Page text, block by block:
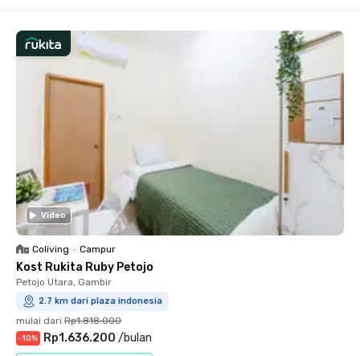
Video
Coliving • Campur
Kost Rukita Ruby Petojo
Petojo Utara, Gambir
2.7 km dari plaza indonesia
mulai dari Rp1.818.000
-10% Rp1.636.200 /bulan